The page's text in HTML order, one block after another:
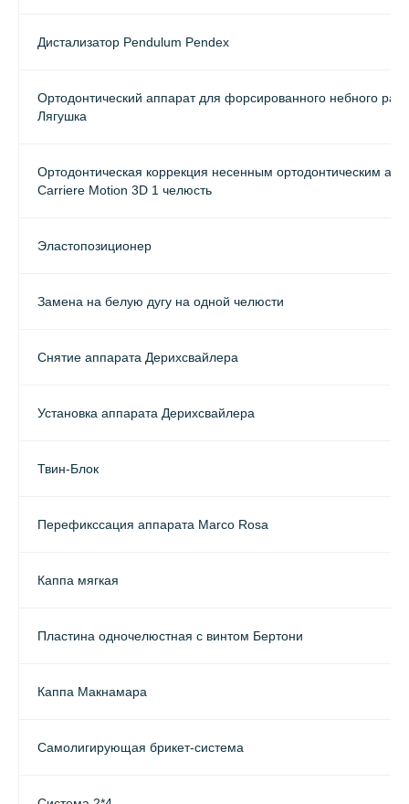
Дистализатор Pendulum Pendex
Ортодонтический аппарат для форсированного небного
Лягушка
Ортодонтическая коррекция несенным ортодонтическим
Carriere Motion 3D 1 челюсть
Эластопозиционер
Замена на белую дугу на одной челюсти
Снятие аппарата Дерихсвайлера
Установка аппарата Дерихсвайлера
Твин-Блок
Перефикссация аппарата Marco Rosa
Каппа мягкая
Пластина одночелюстная с винтом Бертони
Каппа Макнамара
Самолигирующая брикет-система